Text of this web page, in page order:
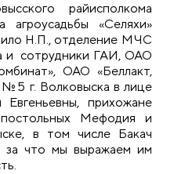
райисполкома
«Селяхи»
Н.П., отделение МЧС
и сотрудники ГАИ, ОАО
ОАО «Беллакт,
г. Волковыска в лице
Евгеньевны, прихожане
Мефодия и
в том числе Бакач
за что мы выражаем им